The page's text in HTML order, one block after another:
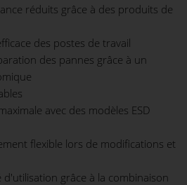
réduits grâce à des produits de
des postes de travail
des pannes grâce à un
avec des modèles ESD
flexible lors de modifications et
grâce à la combinaison